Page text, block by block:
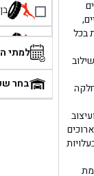
בכל
בן
למתי
בחר